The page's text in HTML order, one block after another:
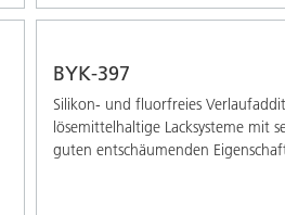
BYK-397
Silikon- und fluorfreies
lösemittelhaltige Lacksysteme mit
guten entschäumenden